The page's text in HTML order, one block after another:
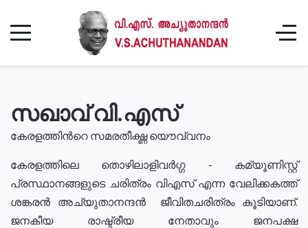
സഖാവ് വി.എസ്
കേരളത്തിൻറെ സമരതീക്ഷ്ണ യൌവ്വനം
കേരളത്തിലെ തൊഴിലാളിവർഗ്ഗ - കമ്യൂണിസ്റ്റ്
പ്രസ്ഥാനങ്ങളുടെ ചരിത്രം വിഎസ് എന്ന വേലിക്കകത്ത്
ശങ്കരൻ അച്യുതാനന്ദൻ ജീവിതചരിത്രം കൂടിയാണ്.
ജനകീയ രാഷ്ട്രീയ നേതാവും ജനപക്ഷ